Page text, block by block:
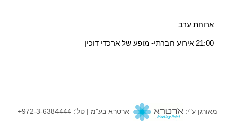
ארוחת ערב
21:00 אירוע חברתי- מופע של ארכדי דוכין
מידע
מאורגן ע"י: ארטרא בע"מ | טל': 972-3-6384444+